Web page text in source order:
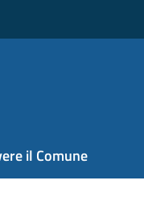
il Comune